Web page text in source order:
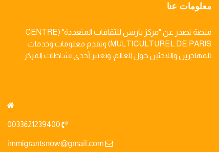
معلومات عنا
منصة تصدر عن "مركز باريس للثقافات المتعددة" (CENTRE
MULTICULTUREL DE PARIS) وتقدم معلومات وخدمات
للمهاجرين واللاجئين حول العالم، وتعتبر أحدى نشاطات المركز.
immigrantsnow@gmail.com